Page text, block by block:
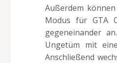
Außerdem
Modus für GTA
gegeneinander
Ungetüm mit
Anschließend